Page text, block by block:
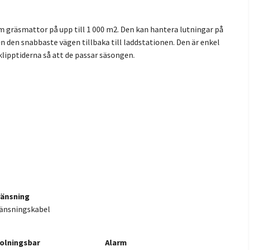
på upp till 1 000 m2. Den kan hantera lutningar på
snabbaste vägen tillbaka till laddstationen. Den är enkel
så att de passar säsongen.
Alarm